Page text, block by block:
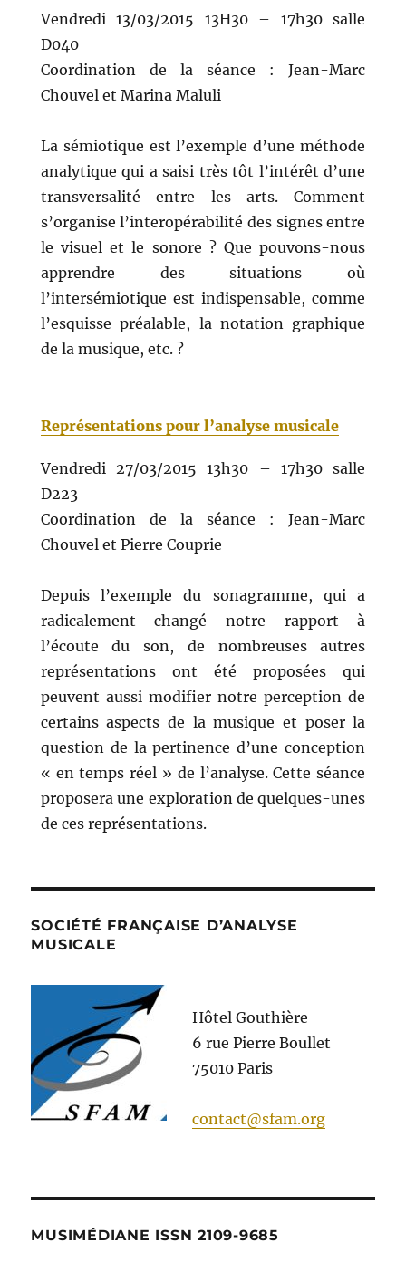
Vendredi 13/03/2015 13H30 – 17h30 salle
D040
Coordination de la séance : Jean-Marc
Chouvel et Marina Maluli
La sémiotique est l’exemple d’une méthode
analytique qui a saisi très tôt l’intérêt d’une
transversalité entre les arts. Comment
s’organise l’interopérabilité des signes entre
le visuel et le sonore ? Que pouvons-nous
apprendre des situations où
l’intersémiotique est indispensable, comme
l’esquisse préalable, la notation graphique
de la musique, etc. ?
Représentations pour l’analyse musicale
Vendredi 27/03/2015 13h30 – 17h30 salle
D223
Coordination de la séance : Jean-Marc
Chouvel et Pierre Couprie
Depuis l’exemple du sonagramme, qui a
radicalement changé notre rapport à
l’écoute du son, de nombreuses autres
représentations ont été proposées qui
peuvent aussi modifier notre perception de
certains aspects de la musique et poser la
question de la pertinence d’une conception
« en temps réel » de l’analyse. Cette séance
proposera une exploration de quelques-unes
de ces représentations.
SOCIÉTÉ FRANÇAISE D’ANALYSE
MUSICALE
Hôtel Gouthière
6 rue Pierre Boullet
75010 Paris
contact@sfam.org
MUSIMÉDIANE ISSN 2109-9685